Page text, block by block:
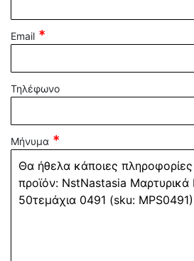
Email
Τηλέφωνο
Μήνυμα